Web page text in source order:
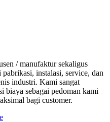
/ manufaktur sekaligus
instalasi, service, dan
industri. Kami sangat
biaya sebagai pedoman kami
bagi customer.